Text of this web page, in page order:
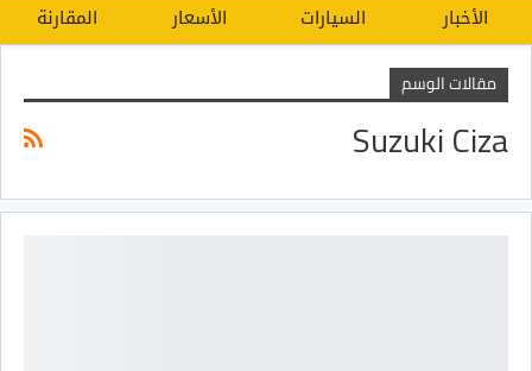
الأخبار السيارات الأسعار المقارنة
مقالات الوسم
Suzuki Ciza